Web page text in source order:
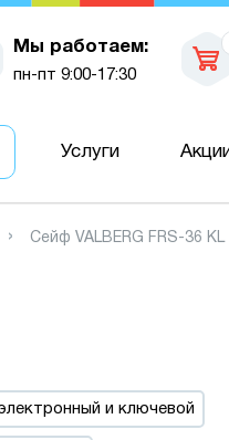
Мы работаем:
пн-пт 9:00-17:30
Услуги
Сейф VALBERG FRS-36 KL
и ключевой